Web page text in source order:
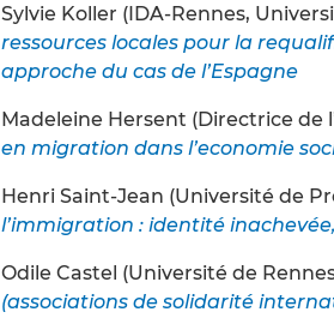
Sylvie Koller (IDA-Rennes,
ressources locales pour la
approche du cas de l’Espagne
Madeleine Hersent (Directrice de
en migration dans l’economie
Henri Saint-Jean (Université de
l’immigration : identité
Odile Castel (Université de Rennes
(associations de solidarité